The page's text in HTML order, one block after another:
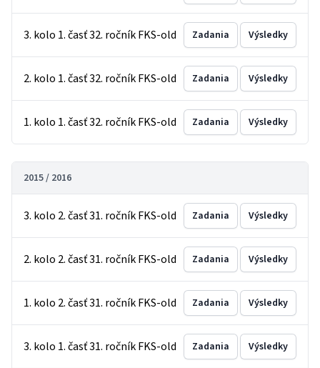
3. kolo 1. časť 32. ročník FKS-old Zadania Výsledky
2. kolo 1. časť 32. ročník FKS-old Zadania Výsledky
1. kolo 1. časť 32. ročník FKS-old Zadania Výsledky
2015 / 2016
3. kolo 2. časť 31. ročník FKS-old Zadania Výsledky
2. kolo 2. časť 31. ročník FKS-old Zadania Výsledky
1. kolo 2. časť 31. ročník FKS-old Zadania Výsledky
3. kolo 1. časť 31. ročník FKS-old Zadania Výsledky